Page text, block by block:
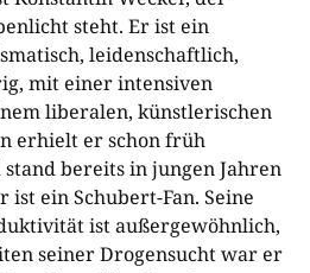
steht. Er ist ein
leidenschaftlich,
mit einer intensiven
liberalen, künstlerischen
erhielt er schon früh
bereits in jungen Jahren
ist ein Schubert-Fan. Seine
ist außergewöhnlich,
seiner Drogensucht war er